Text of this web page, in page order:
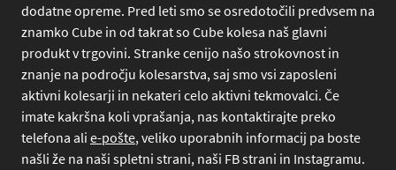
dodatne opreme. Pred leti smo se osredotočili predvsem na
znamko Cube in od takrat so Cube kolesa naš glavni
produkt v trgovini. Stranke cenijo našo strokovnost in
znanje na področju kolesarstva, saj smo vsi zaposleni
aktivni kolesarji in nekateri celo aktivni tekmovalci. Če
imate kakršna koli vprašanja, nas kontaktirajte preko
telefona ali e-pošte, veliko uporabnih informacij pa boste
našli že na naši spletni strani, naši FB strani in Instagramu.